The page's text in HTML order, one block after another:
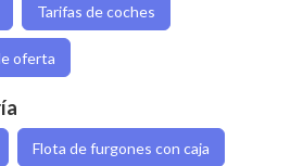
Tarifas de coches
oferta
Flota de furgones con caja